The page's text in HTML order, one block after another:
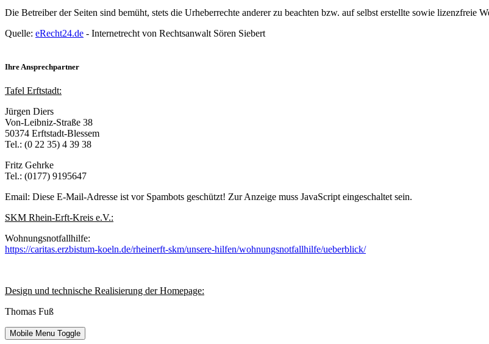
Die Betreiber der Seiten sind bemüht, stets die Urheberrechte anderer zu beachten bzw. auf selbst erstellte sowie lizenzfreie
Quelle: eRecht24.de - Internetrecht von Rechtsanwalt Sören Siebert
Ihre Ansprechpartner
Tafel Erftstadt:
Jürgen Diers
Von-Leibniz-Straße 38
50374 Erftstadt-Blessem
Tel.: (0 22 35) 4 39 38
Fritz Gehrke
Tel.: (0177) 9195647
Email: Diese E-Mail-Adresse ist vor Spambots geschützt! Zur Anzeige muss JavaScript eingeschaltet sein.
SKM Rhein-Erft-Kreis e.V.:
Wohnungsnotfallhilfe:
https://caritas.erzbistum-koeln.de/rheinerft-skm/unsere-hilfen/wohnungsnotfallhilfe/ueberblick/
Design und technische Realisierung der Homepage:
Thomas Fuß
Mobile Menu Toggle